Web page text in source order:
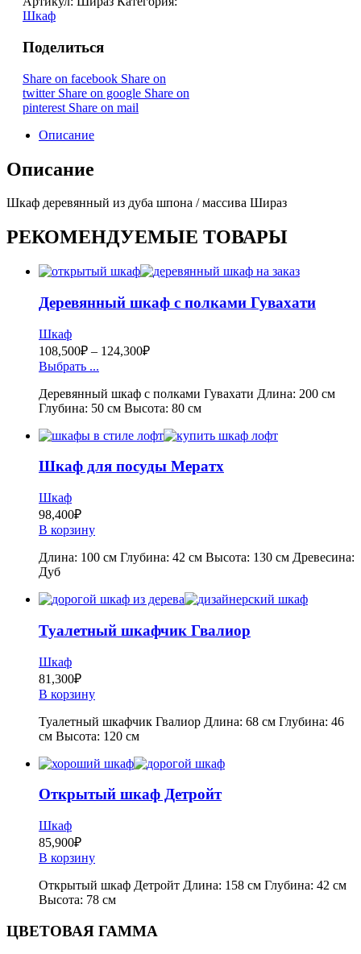
Шкаф
Поделиться
Share on facebook Share on
twitter Share on google Share on
pinterest Share on mail
Описание
Описание
Шкаф деревянный из дуба шпона / массива Шираз
РЕКОМЕНДУЕМЫЕ ТОВАРЫ
Деревянный шкаф с полками Гувахати
Шкаф
108,500₽ – 124,300₽
Выбрать ...
Деревянный шкаф с полками Гувахати Длина: 200 см
Глубина: 50 см Высота: 80 см
Шкаф для посуды Мератх
Шкаф
98,400₽
В корзину
Длина: 100 см Глубина: 42 см Высота: 130 см Древесина:
Дуб
Туалетный шкафчик Гвалиор
Шкаф
81,300₽
В корзину
Туалетный шкафчик Гвалиор Длина: 68 см Глубина: 46
см Высота: 120 см
Открытый шкаф Детройт
Шкаф
85,900₽
В корзину
Открытый шкаф Детройт Длина: 158 см Глубина: 42 см
Высота: 78 см
ЦВЕТОВАЯ ГАММА